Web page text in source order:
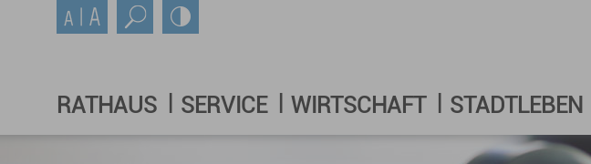
RATHAUS SERVICE WIRTSCHAFT STADTLEBEN